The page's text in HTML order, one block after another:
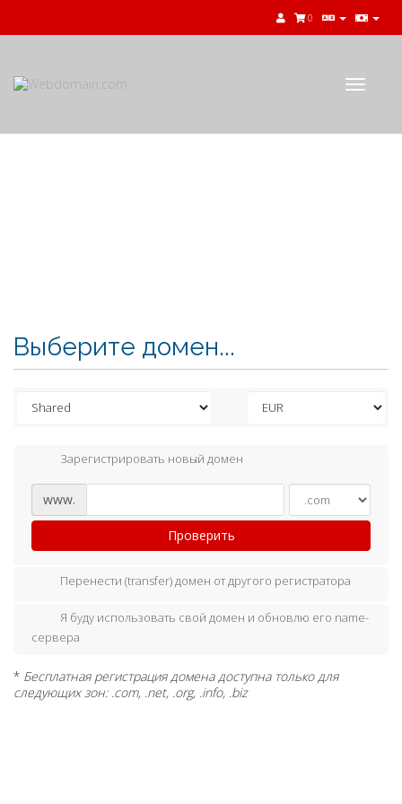
0
Toggle
Выберите домен...
Зарегистрировать новый домен
www.
Проверить
Перенести (transfer) домен от другого регистратора
Я буду использовать свой домен и обновлю его name-
сервера
* Бесплатная регистрация домена доступна только для
следующих зон: .com, .net, .org, .info, .biz